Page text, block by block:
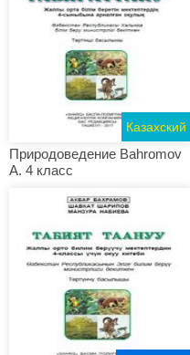
Природоведение Bahromov
A. 4 класс
Казахский